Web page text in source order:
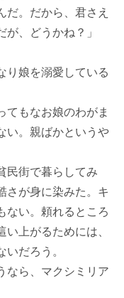
だ。だから、君さえ
、どうかね？」
り娘を溺愛している
もなお娘のわがま
い。親ばかというや
民街で暮らしてみ
さが身に染みた。キ
ない。頼れるところ
上がるためには、
だろう。
なら、マクシミリア